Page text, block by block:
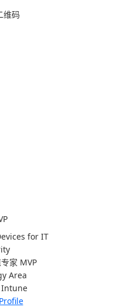
for IT
家 MVP
Area
Intune